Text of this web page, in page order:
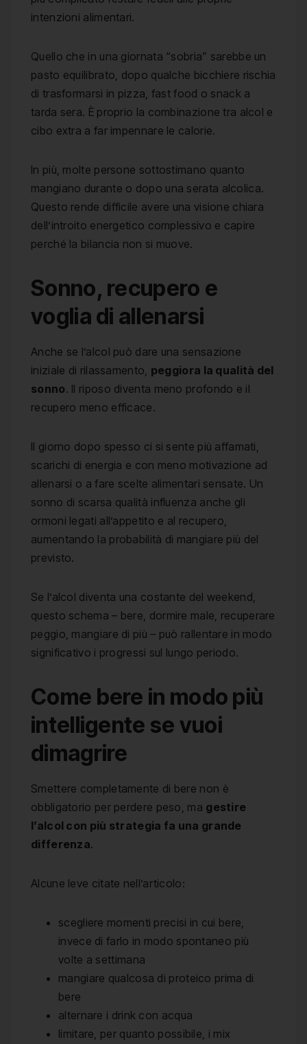
intenzioni alimentari.
Quello che in una giornata “sobria” sarebbe un
pasto equilibrato, dopo qualche bicchiere rischia
di trasformarsi in pizza, fast food o snack a
tarda sera. È proprio la combinazione tra alcol e
cibo extra a far impennare le calorie.
In più, molte persone sottostimano quanto
mangiano durante o dopo una serata alcolica.
Questo rende difficile avere una visione chiara
dell’introito energetico complessivo e capire
perché la bilancia non si muove.
Sonno, recupero e
voglia di allenarsi
Anche se l’alcol può dare una sensazione
iniziale di rilassamento, peggiora la qualità del
sonno. Il riposo diventa meno profondo e il
recupero meno efficace.
Il giorno dopo spesso ci si sente più affamati,
scarichi di energia e con meno motivazione ad
allenarsi o a fare scelte alimentari sensate. Un
sonno di scarsa qualità influenza anche gli
ormoni legati all’appetito e al recupero,
aumentando la probabilità di mangiare più del
previsto.
Se l’alcol diventa una costante del weekend,
questo schema – bere, dormire male, recuperare
peggio, mangiare di più – può rallentare in modo
significativo i progressi sul lungo periodo.
Come bere in modo più
intelligente se vuoi
dimagrire
Smettere completamente di bere non è
obbligatorio per perdere peso, ma gestire
l’alcol con più strategia fa una grande
differenza.
Alcune leve citate nell’articolo:
scegliere momenti precisi in cui bere,
invece di farlo in modo spontaneo più
volte a settimana
mangiare qualcosa di proteico prima di
bere
alternare i drink con acqua
limitare, per quanto possibile, i mix